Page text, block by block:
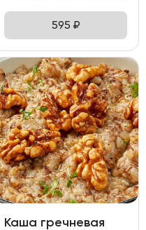
595 ₽
Каша гречневая